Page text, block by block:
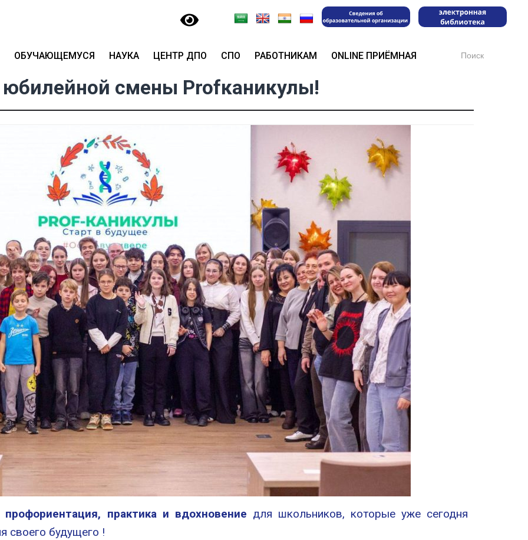
ОБУЧАЮЩЕМУСЯ НАУКА ЦЕНТР ДПО СПО РАБОТНИКАМ ONLINE ПРИЁМНАЯ for:
юбилейной смены Profканикулы!
профориентация, практика и вдохновение для школьников, которые уже сегодня
своего будущего !